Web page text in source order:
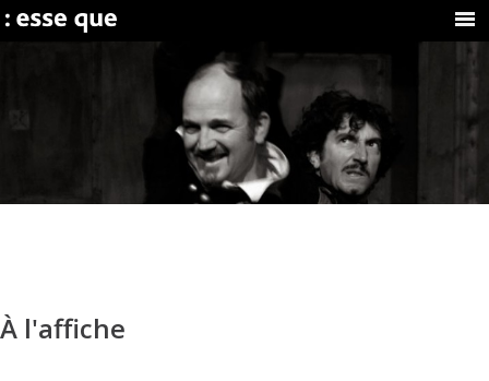
À l'affiche